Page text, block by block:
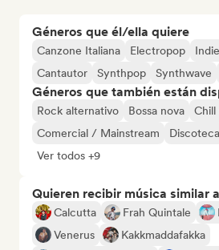
Géneros que él/ella quiere
Canzone Italiana Electropop
Cantautor
Synthpop Synthwave
Géneros que también están
Rock alternativo Bossa nova
Chill
Comercial / Mainstream
Discoteca
Ver todos +9
Quieren recibir música similar
Calcutta Frah Quintale
Venerus
Kakkmaddafakka